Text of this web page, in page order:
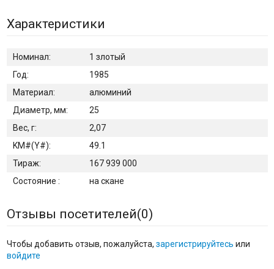
Характеристики
Номинал:
1 злотый
Год:
1985
Материал:
алюминий
Диаметр, мм:
25
Вес, г:
2,07
KM#(Y#):
49.1
Тираж:
167 939 000
Состояние :
на скане
Отзывы посетителей(0)
Чтобы добавить отзыв, пожалуйста, зарегистрируйтесь или
войдите